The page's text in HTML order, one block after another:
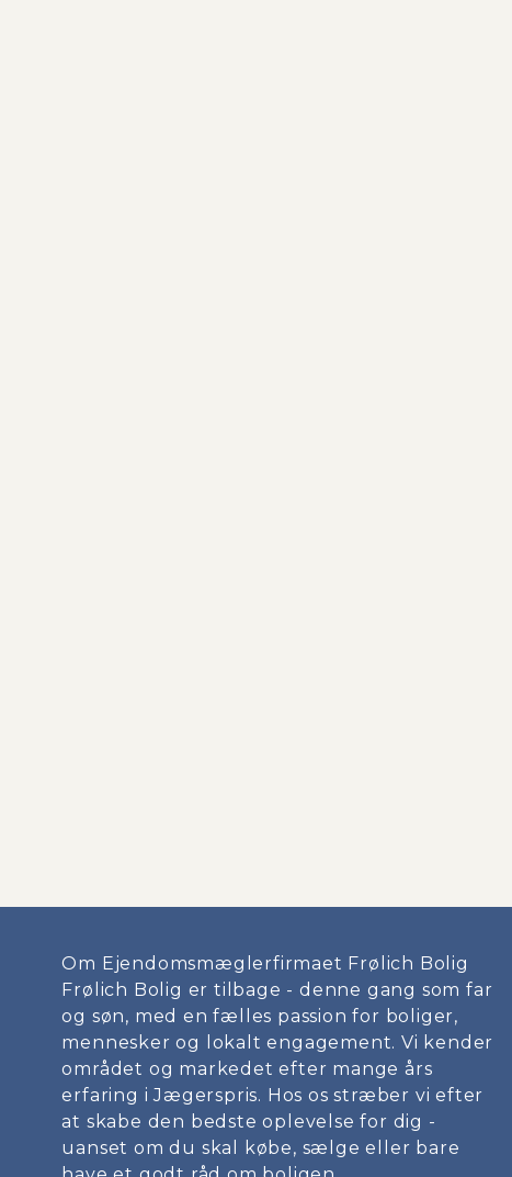
Om Ejendomsmæglerfirmaet Frølich Bolig
Frølich Bolig er tilbage - denne gang som far
og søn, med en fælles passion for boliger,
mennesker og lokalt engagement. Vi kender
området og markedet efter mange års
erfaring i Jægerspris. Hos os stræber vi efter
at skabe den bedste oplevelse for dig -
uanset om du skal købe, sælge eller bare